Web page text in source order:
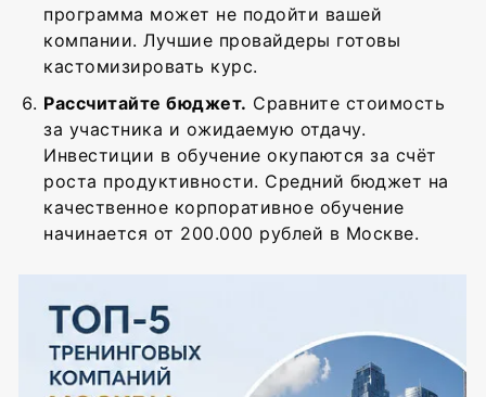
программа может не подойти вашей
компании. Лучшие провайдеры готовы
кастомизировать курс.
Рассчитайте бюджет. Сравните стоимость
за участника и ожидаемую отдачу.
Инвестиции в обучение окупаются за счёт
роста продуктивности. Средний бюджет на
качественное корпоративное обучение
начинается от 200.000 рублей в Москве.